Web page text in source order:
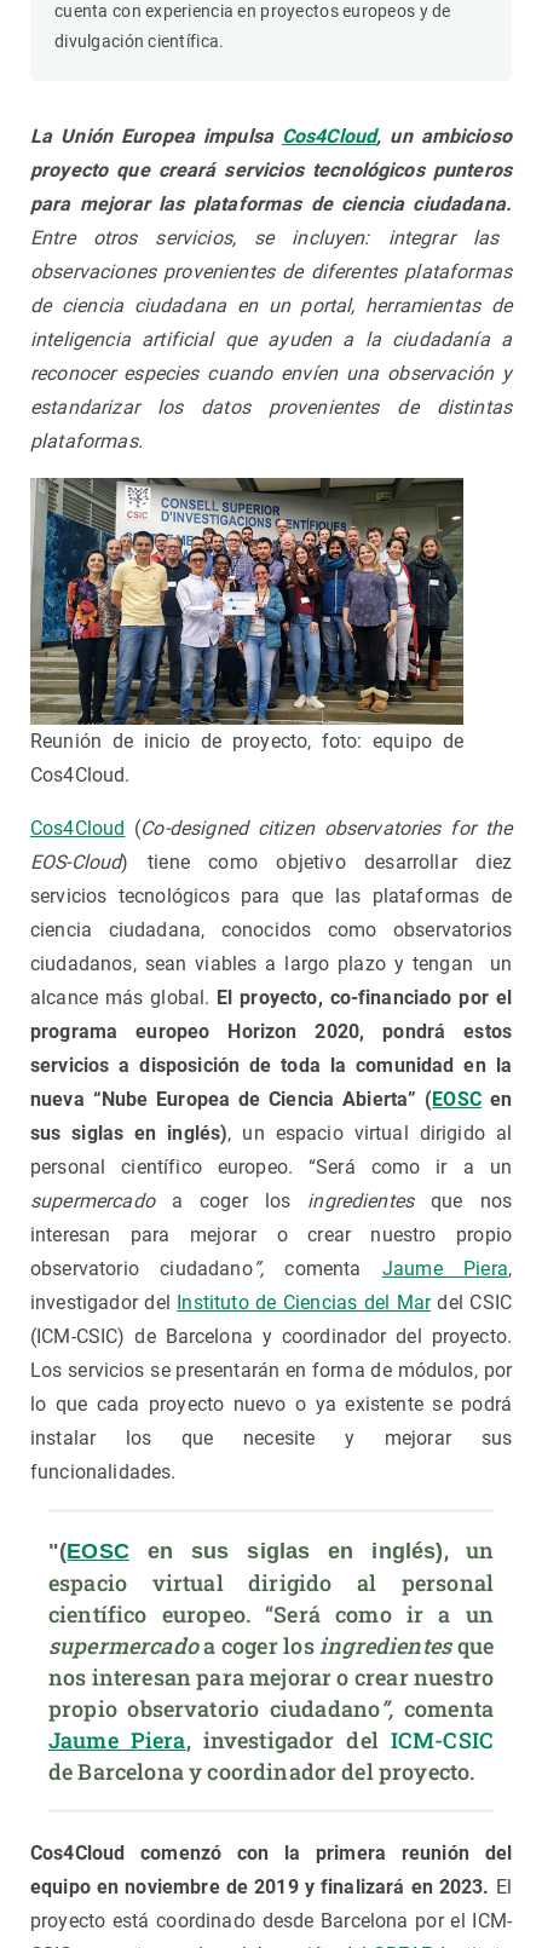
cuenta con experiencia en proyectos europeos y de
divulgación científica.
La Unión Europea impulsa Cos4Cloud, un ambicioso
proyecto que creará servicios tecnológicos punteros
para mejorar las plataformas de ciencia ciudadana.
Entre otros servicios, se incluyen: integrar las
observaciones provenientes de diferentes plataformas
de ciencia ciudadana en un portal, herramientas de
inteligencia artificial que ayuden a la ciudadanía a
reconocer especies cuando envíen una observación y
estandarizar los datos provenientes de distintas
plataformas.
Reunión de inicio de proyecto, foto: equipo de
Cos4Cloud.
Cos4Cloud (Co-designed citizen observatories for the
EOS-Cloud) tiene como objetivo desarrollar diez
servicios tecnológicos para que las plataformas de
ciencia ciudadana, conocidos como observatorios
ciudadanos, sean viables a largo plazo y tengan un
alcance más global. El proyecto, co-financiado por el
programa europeo Horizon 2020, pondrá estos
servicios a disposición de toda la comunidad en la
nueva “Nube Europea de Ciencia Abierta” (EOSCen
sus siglas en inglés), un espacio virtual dirigido al
personal científico europeo. “Será como ir a un
supermercadoa coger los ingredientesque nos
interesan para mejorar o crear nuestro propio
observatorio ciudadano”,comenta Jaume Piera,
investigador del Instituto de Ciencias del Mardel CSIC
(ICM-CSIC) de Barcelona y coordinador del proyecto.
Los servicios se presentarán en forma de módulos, por
lo que cada proyecto nuevo o ya existente se podrá
instalar los que necesite y mejorar sus
funcionalidades.
"(EOSC en sus siglas en inglés), un
espacio virtual dirigido al personal
supermercado a coger los ingredientes que
nos interesan para mejorar o crear nuestro
propio observatorio ciudadano”,
Jaume Piera, investigador del ICM-CSIC
de Barcelona y coordinador del proyecto.
Cos4Cloud comenzó con la primera reunión del
equipo en noviembre de 2019 y finalizará en 2023. El
proyecto está coordinado desde Barcelona por el ICM-